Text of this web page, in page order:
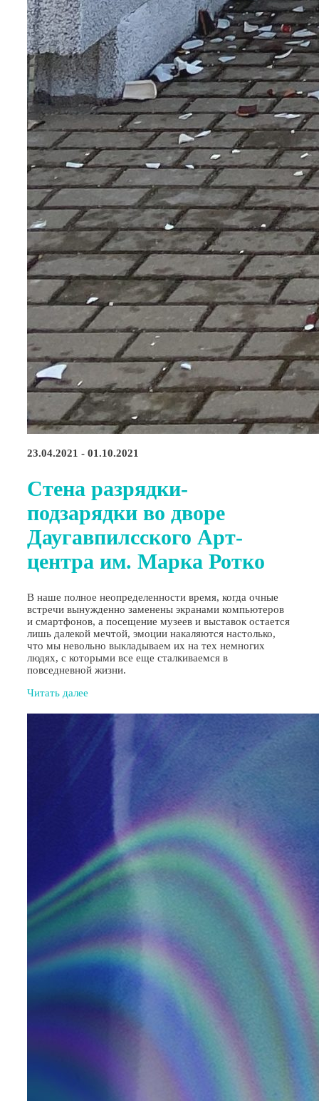
23.04.2021 - 01.10.2021
Стена разрядки-
подзарядки во дворе
Даугавпилсского Арт-
центра им. Марка Ротко
В наше полное неопределенности время, когда очные
встречи вынужденно заменены экранами компьютеров
и смартфонов, а посещение музеев и выставок остается
лишь далекой мечтой, эмоции накаляются настолько,
что мы невольно выкладываем их на тех немногих
людях, с которыми все еще сталкиваемся в
повседневной жизни.
Читать далее